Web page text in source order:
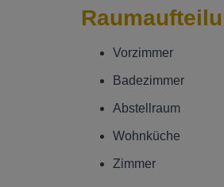
Vorzimmer
Badezimmer
Abstellraum
Wohnküche
Zimmer